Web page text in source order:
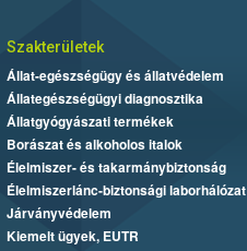
Szakterületek
Állat-egészségügy és állatvédelem
Állategészségügyi diagnosztika
Állatgyógyászati termékek
Borászat és alkoholos italok
Élelmiszer- és takarmánybiztonság
Élelmiszerlánc-biztonsági laborhálózat
Járványvédelem
Kiemelt ügyek, EUTR